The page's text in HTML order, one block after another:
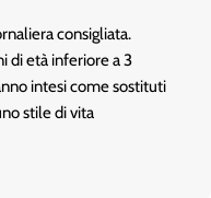
consigliata.
di età inferiore a 3
intesi come sostituti
stile di vita